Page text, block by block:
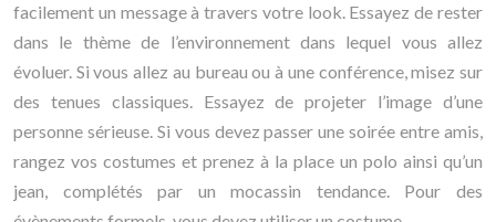
facilement un message à travers votre look. Essayez de rester
dans le thème de l’environnement dans lequel vous allez
évoluer. Si vous allez au bureau ou à une conférence, misez sur
des tenues classiques. Essayez de projeter l’image d’une
personne sérieuse. Si vous devez passer une soirée entre amis,
rangez vos costumes et prenez à la place un polo ainsi qu’un
jean, complétés par un mocassin tendance. Pour des